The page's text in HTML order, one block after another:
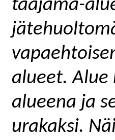
taajama-
alueet.
alueena ja
urakaksi.